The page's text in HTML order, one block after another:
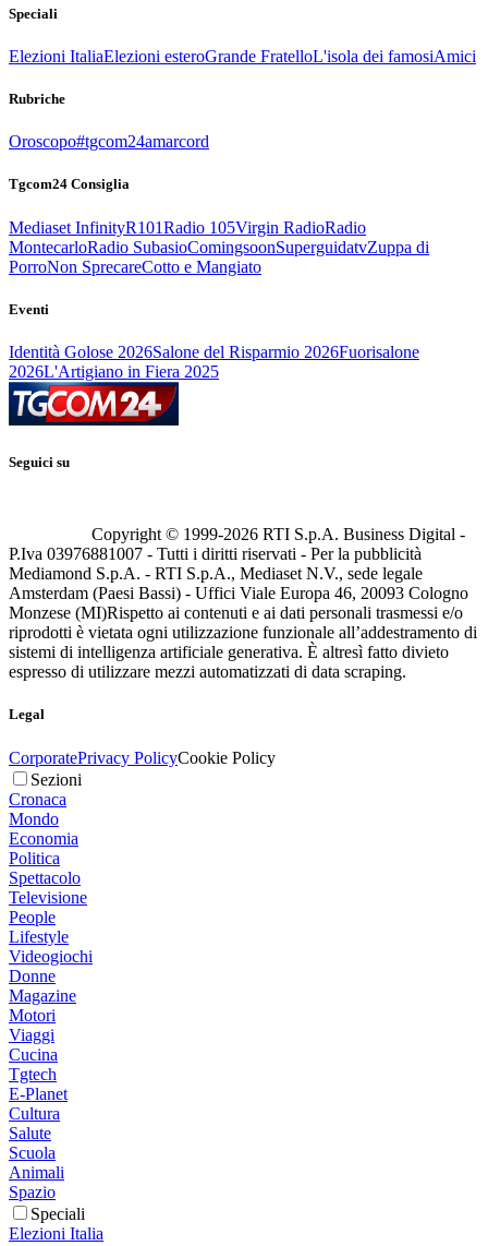
Speciali
Elezioni ItaliaElezioni esteroGrande FratelloL'isola dei famosiAmici
Rubriche
Oroscopo#tgcom24amarcord
Tgcom24 Consiglia
Mediaset InfinityR101Radio 105Virgin RadioRadio
MontecarloRadio SubasioComingsoonSuperguidatvZuppa di
PorroNon SprecareCotto e Mangiato
Eventi
Identità Golose 2026Salone del Risparmio 2026Fuorisalone
2026L'Artigiano in Fiera 2025
Seguici su
Copyright © 1999-2026 RTI S.p.A. Business Digital -
P.Iva 03976881007 - Tutti i diritti riservati - Per la pubblicità
Mediamond S.p.A. - RTI S.p.A., Mediaset N.V., sede legale
Amsterdam (Paesi Bassi) - Uffici Viale Europa 46, 20093 Cologno
Monzese (MI)Rispetto ai contenuti e ai dati personali trasmessi e/o
riprodotti è vietata ogni utilizzazione funzionale all’addestramento di
sistemi di intelligenza artificiale generativa. È altresì fatto divieto
espresso di utilizzare mezzi automatizzati di data scraping.
Legal
CorporatePrivacy PolicyCookie Policy
Sezioni
Cronaca
Mondo
Economia
Politica
Spettacolo
Televisione
People
Lifestyle
Videogiochi
Donne
Magazine
Motori
Viaggi
Cucina
Tgtech
E-Planet
Cultura
Salute
Scuola
Animali
Spazio
Speciali
Elezioni Italia